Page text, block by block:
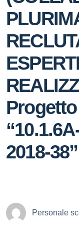
2018-38”
Personale